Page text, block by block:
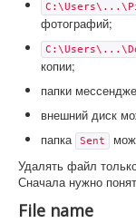
фотографий;
копии;
папки
внешний диск
папка
Sent
Удалять файл
Сначала нужно
File name